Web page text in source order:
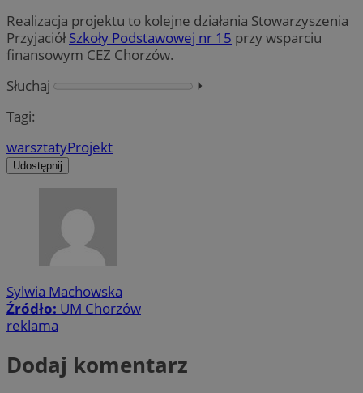
Realizacja projektu to kolejne działania Stowarzyszenia
PrzyjaciółSzkoły Podstawowej nr 15 przy wsparciu
finansowym CEZ Chorzów.
Słuchaj
⏵︎
Tagi:
warsztatyProjekt
Udostępnij
Sylwia Machowska
Źródło: UM Chorzów
reklama
Dodaj komentarz